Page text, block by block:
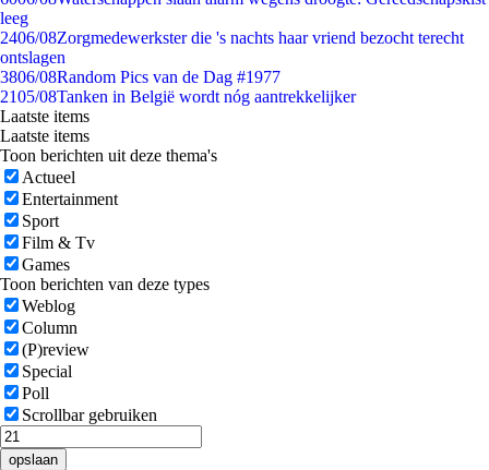
leeg
2406/08Zorgmedewerkster die 's nachts haar vriend bezocht terecht
ontslagen
3806/08Random Pics van de Dag #1977
2105/08Tanken in België wordt nóg aantrekkelijker
Laatste items
Laatste items
Toon berichten uit deze thema's
Actueel
Entertainment
Sport
Film & Tv
Games
Toon berichten van deze types
Weblog
Column
(P)review
Special
Poll
Scrollbar gebruiken
opslaan